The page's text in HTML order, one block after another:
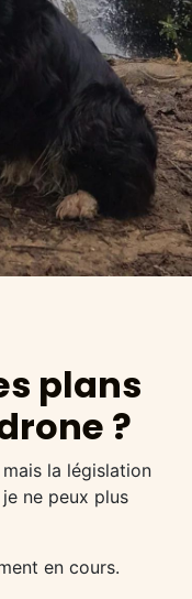
plans
?
la législation
ne peux plus
en cours.